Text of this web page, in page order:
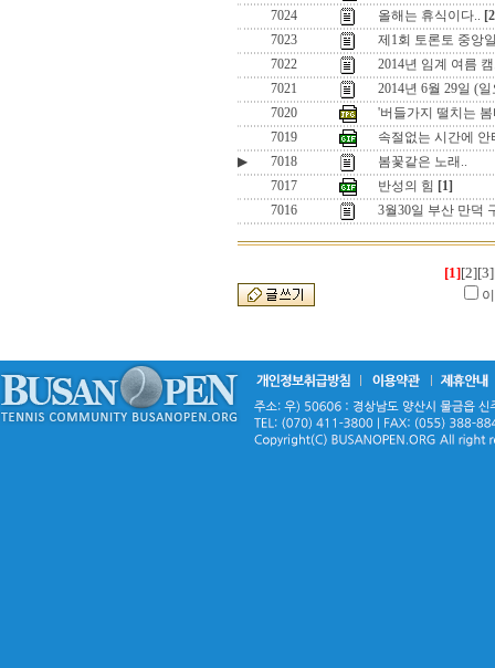
7024
올해는 휴식이다..
7023
제1회 토론토 중앙
7022
2014년 임계 여름
7021
2014년 6월 29일 (
7020
'버들가지 떨치는
7019
속절없는 시간에 안
▶
7018
봄꽃같은 노래..
7017
반성의 힘 [1]
7016
3월30일 부산 만덕
[1][2][3]